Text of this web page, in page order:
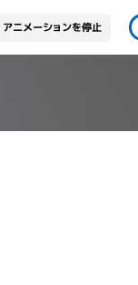
フュージョンワールド
アニメーションを停止